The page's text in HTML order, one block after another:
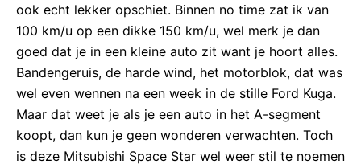
ook echt lekker opschiet. Binnen no time zat ik van
100 km/u op een dikke 150 km/u, wel merk je dan
goed dat je in een kleine auto zit want je hoort alles.
Bandengeruis, de harde wind, het motorblok, dat was
wel even wennen na een week in de stille Ford Kuga.
Maar dat weet je als je een auto in het A-segment
koopt, dan kun je geen wonderen verwachten. Toch
is deze Mitsubishi Space Star wel weer stil te noemen